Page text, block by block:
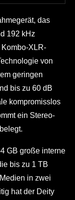
das
192 kHz
Kombo-XLR-
von
geringen
bis zu 60 dB
kompromisslos
ein Stereo-
GB große interne
bis zu 1 TB
in zwei
hat der Deity